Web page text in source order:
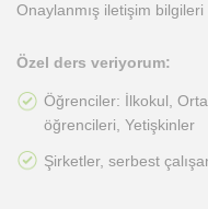
Onaylanmış iletişim bilgileri
Özel ders veriyorum:
Öğrenciler: İlkokul,
öğrencileri, Yetişkinler
Şirketler, serbest